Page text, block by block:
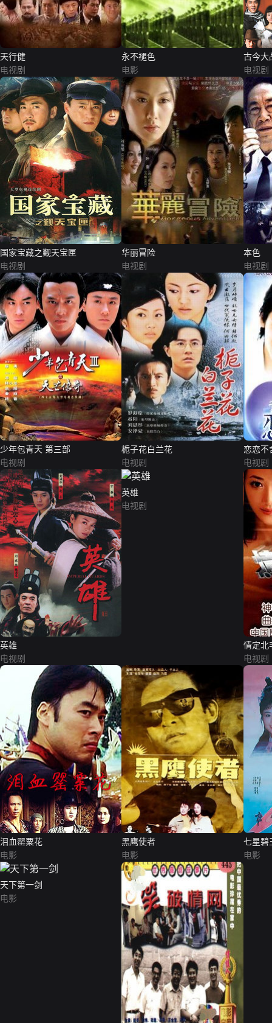
天行健
电视剧
永不褪色
电影
古今大
电视剧
国家宝藏之觐天宝匣
电视剧
华丽冒险
电视剧
本色
电视剧
少年包青天 第三部
电视剧
栀子花白兰花
电视剧
恋恋不
电视剧
英雄
电视剧
英雄
电视剧
情定北
电视剧
泪血罂粟花
电影
黑鹰使者
电影
七星碧
电影
天下第一剑
电影